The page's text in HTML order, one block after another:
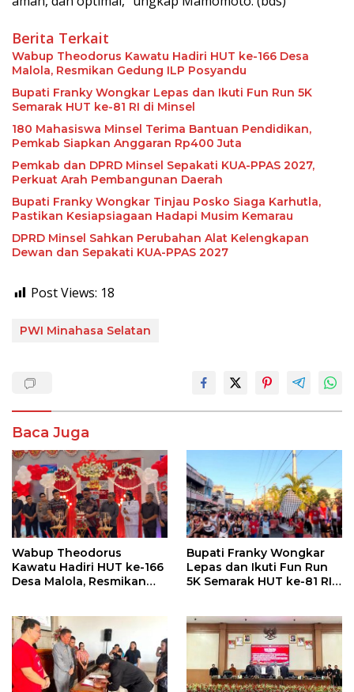
Berita Terkait
Wabup Theodorus Kawatu Hadiri HUT ke-166 Desa
Malola, Resmikan Gedung ILP Posyandu
Bupati Franky Wongkar Lepas dan Ikuti Fun Run 5K
Semarak HUT ke-81 RI di Minsel
180 Mahasiswa Minsel Terima Bantuan Pendidikan,
Pemkab Siapkan Anggaran Rp400 Juta
Pemkab dan DPRD Minsel Sepakati KUA-PPAS 2027,
Perkuat Arah Pembangunan Daerah
Bupati Franky Wongkar Tinjau Posko Siaga Karhutla,
Pastikan Kesiapsiagaan Hadapi Musim Kemarau
DPRD Minsel Sahkan Perubahan Alat Kelengkapan
Dewan dan Sepakati KUA-PPAS 2027
Post Views: 18
PWI Minahasa Selatan
Baca Juga
Wabup Theodorus
Kawatu Hadiri HUT ke-166
Desa Malola, Resmikan
Bupati Franky Wongkar
Lepas dan Ikuti Fun Run
5K Semarak HUT ke-81 RI